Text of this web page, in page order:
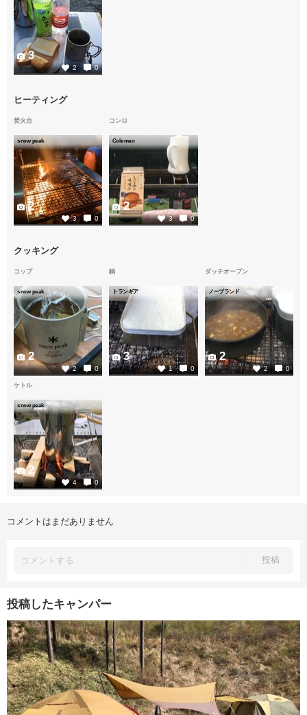
2 0
3
ヒーティング
焚火台
snow peak
3 0
2
コンロ
Coleman
3 0
2
クッキング
コップ
snow peak
2 0
2
鍋
トランギア
1 0
3
ダッチオーブン
ノーブランド
2 0
2
ケトル
snow peak
4 0
2
コメントはまだありません
投稿
投稿したキャンパー